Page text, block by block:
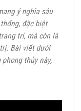
ý nghĩa sâu
đặc biệt
trí, mà còn là
Bài viết dưới
thủy này,